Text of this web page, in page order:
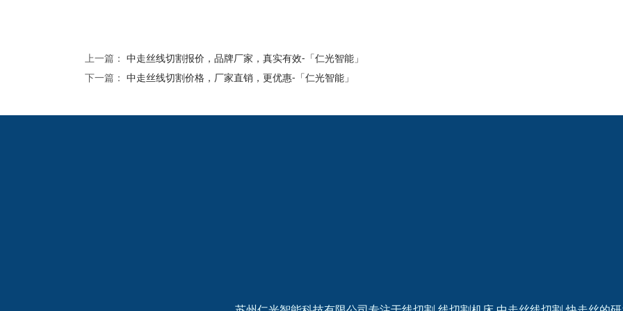
上一篇： 中走丝线切割报价，品牌厂家，真实有效-「仁光智能」
下一篇： 中走丝线切割价格，厂家直销，更优惠-「仁光智能」